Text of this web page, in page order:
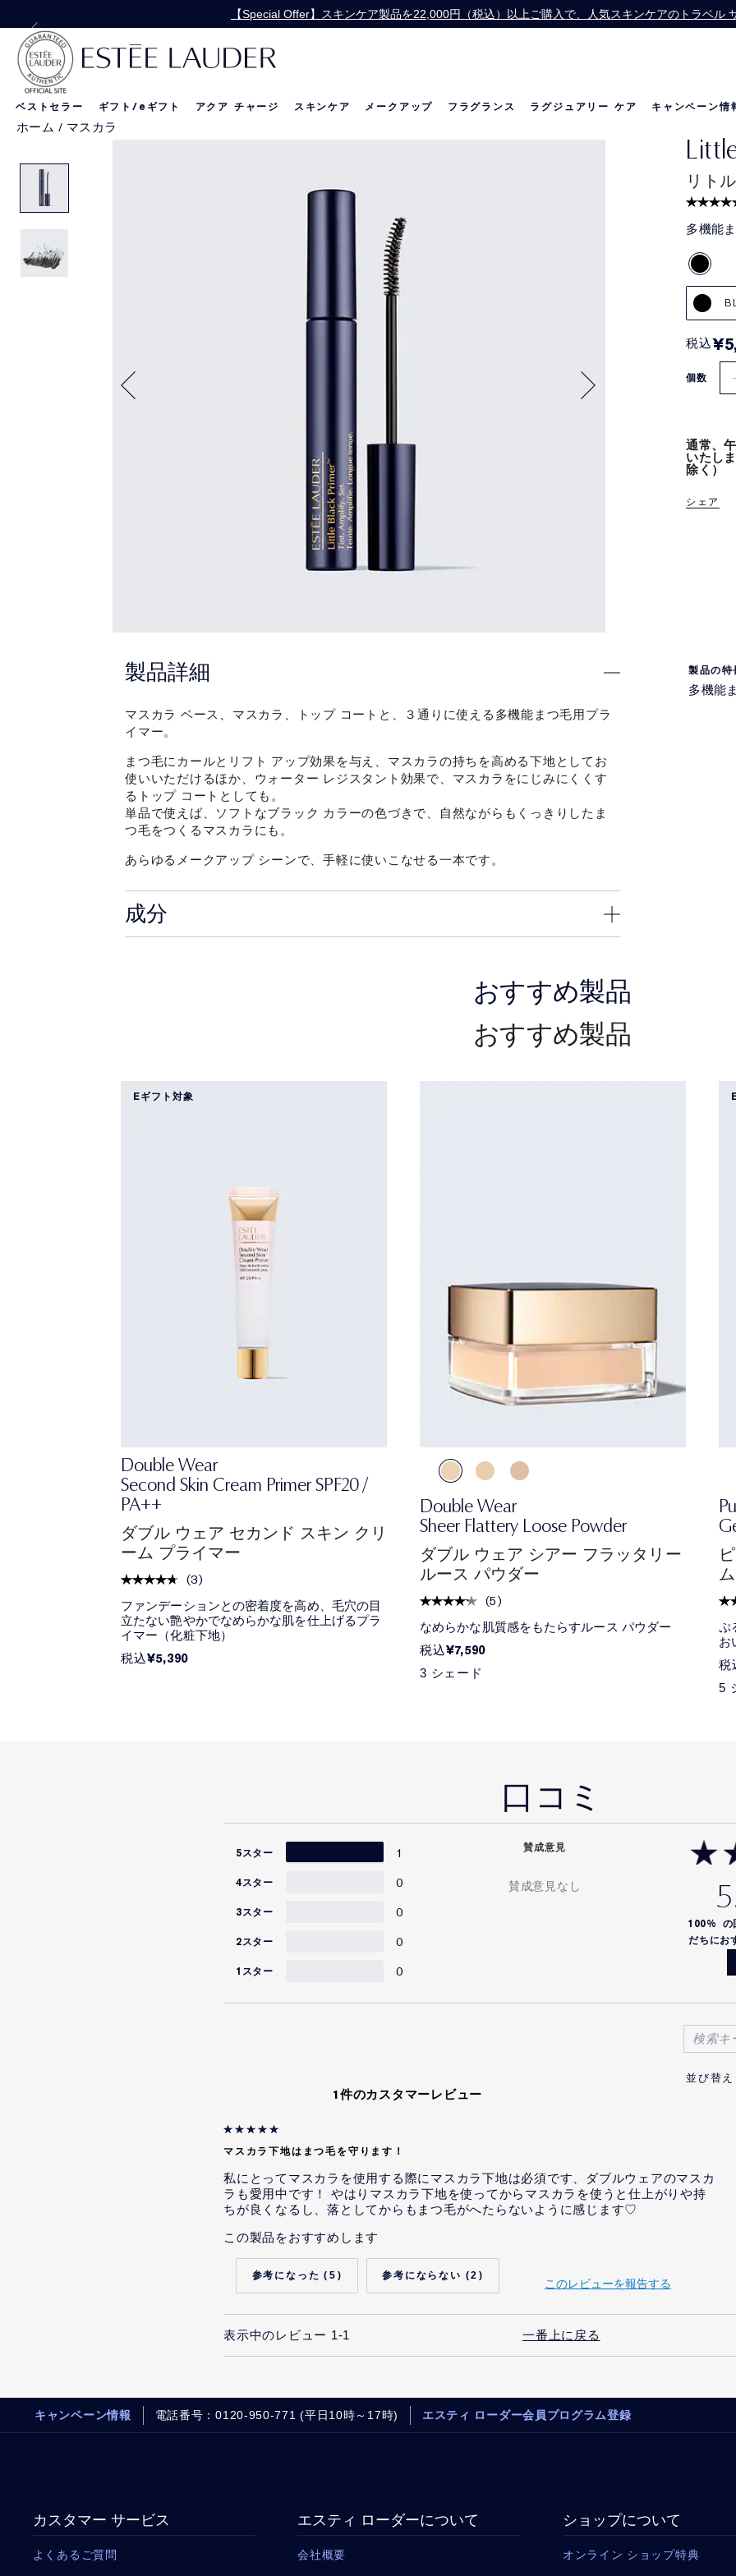
価格改定のお知らせ
【Special Offer】公式オンライン ショップで13,200円（税込）以上ご購入の方に、バ
【Special Offer】スキンケア製品を22,000円（税込）以上ご購入で、人気スキンケアのトラベル
お会計にPayPayをご利用いただけるようになりました。
ベストセラー ギフト/eギフト アクア チャージ スキンケア メークアップ フラグランス ラグジュアリー ケア キャンペーン情
ホーム / マスカラ
リト
多機能
税込
個数
通常、
いたし
除く）
シェア
製品詳細
マスカラ ベース、マスカラ、トップ コートと、３通りに使える多機能まつ毛用プラ
イマー。
まつ毛にカールとリフト アップ効果を与え、マスカラの持ちを高める下地としてお
使いいただけるほか、ウォーター レジスタント効果で、マスカラをにじみにくくす
るトップ コートとしても。
単品で使えば、ソフトなブラック カラーの色づきで、自然ながらもくっきりしたま
つ毛をつくるマスカラにも。
あらゆるメークアップ シーンで、手軽に使いこなせる一本です。
製品の特
多機能
成分
おすすめ製品
おすすめ製品
Eギフト対象
Double Wear
Second Skin Cream Primer SPF20 /
PA++
ダブル ウェア セカンド スキン クリ
ーム プライマー
(3)
ファンデーションとの密着度を高め、毛穴の目
立たない艶やかでなめらかな肌を仕上げるプラ
イマー（化粧下地）
税込¥5,390
Double Wear
Sheer Flattery Loose Powder
ダブル ウェア シアー フラッタリー
ルース パウダー
(5)
なめらかな肌質感をもたらすルース パウダー
税込¥7,590
3 シェード
ム
ぷ
お
税
5
口コミ
100% の
だちにお
5スター 1
4スター 0
3スター 0
2スター 0
1スター 0
賛成意見
賛成意見なし
1件のカスタマーレビュー
マスカラ下地はまつ毛を守ります！
私にとってマスカラを使用する際にマスカラ下地は必須です、ダブルウェアのマスカ
ラも愛用中です！ やはりマスカラ下地を使ってからマスカラを使うと仕上がりや持
ちが良くなるし、落としてからもまつ毛がへたらないように感じます♡
この製品をおすすめします
5 2
このレビューを報告する
表示中のレビュー 1-1 一番上に戻る
キャンペーン情報 電話番号：0120-950-771 (平日10時～17時) エスティ ローダー会員プログラム登録
カスタマー サービス
よくあるご質問
エスティ ローダーについて
会社概要
ショップについて
オンライン ショップ特典